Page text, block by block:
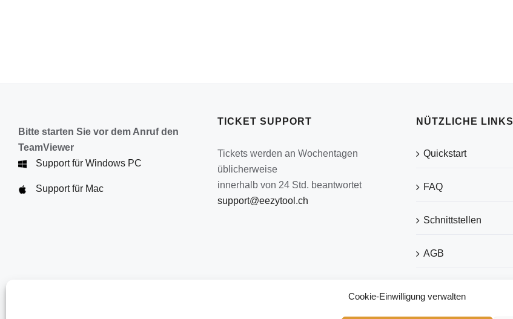
Cookie-Einwilligung verwalten
Bitte starten Sie vor dem Anruf den
TeamViewer
Support für Windows PC
Support für Mac
TICKET SUPPORT
Tickets werden an Wochentagen
üblicherweise
innerhalb von 24 Std. beantwortet
support@eezytool.ch
NÜTZLICHE LINKS
Quickstart
FAQ
Schnittstellen
AGB